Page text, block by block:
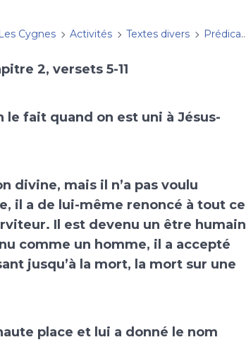
Cygnes Activités Textes divers Prédications
2, versets 5-11
fait quand on est uni à Jésus-
divine, mais il n’a pas voulu
il a de lui-même renoncé à tout ce
Il est devenu un être humain
comme un homme, il a accepté
jusqu’à la mort, la mort sur une
place et lui a donné le nom